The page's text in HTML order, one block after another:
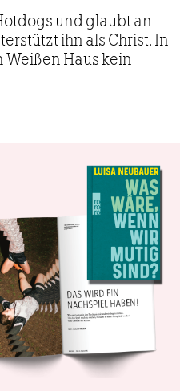
und glaubt an
ihn als Christ. In
Weißen Haus kein